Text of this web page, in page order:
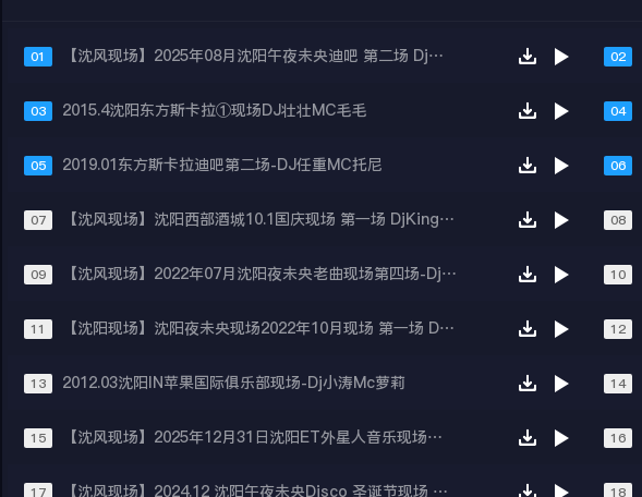
01 【沈风现场】2025年08月沈阳午夜未央迪吧 第二场 Dj小秋 Mc于洋 02
03 2015.4沈阳东方斯卡拉①现场DJ壮壮MC毛毛 04
05 2019.01东方斯卡拉迪吧第二场-DJ任重MC托尼 06
07 【沈风现场】沈阳西部酒城10.1国庆现场 第一场 DjKing Mc萝莉 08
09 【沈风现场】2022年07月沈阳夜未央老曲现场第四场-Dj 小秋 Mc Vivi 10
11 【沈阳现场】沈阳夜未央现场2022年10月现场 第一场 Dj徐建 MC coco 12
13 2012.03沈阳IN苹果国际俱乐部现场-Dj小涛Mc萝莉 14
15 【沈风现场】2025年12月31日沈阳ET外星人音乐现场②-Dj二曼 Mc托尼 16
17 【沈风现场】2024.12 沈阳午夜未央Disco 圣诞节现场 第三场DJ晨晨MC王子 18